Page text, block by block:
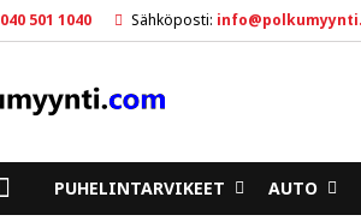
040 501 1040 Sähköposti:
ETUSIVULLE
PUHELINTARVIKEET AUTO